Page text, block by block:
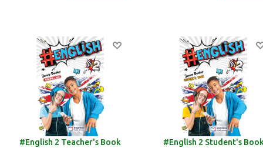
#English 2 Teacher's Book
#English 2 Student's